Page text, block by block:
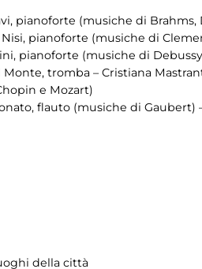
pianoforte (musiche di
Nisi, pianoforte (musiche di
pianoforte (musiche di
Monte, tromba – Cristiana
e Mozart)
flauto (musiche di
della città